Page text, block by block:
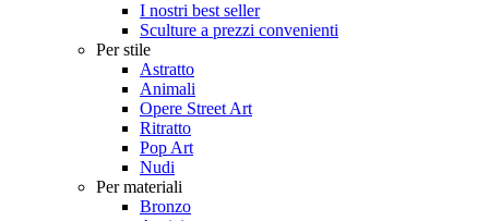
I nostri best seller
Sculture a prezzi convenienti
Per stile
Astratto
Animali
Opere Street Art
Ritratto
Pop Art
Nudi
Per materiali
Bronzo